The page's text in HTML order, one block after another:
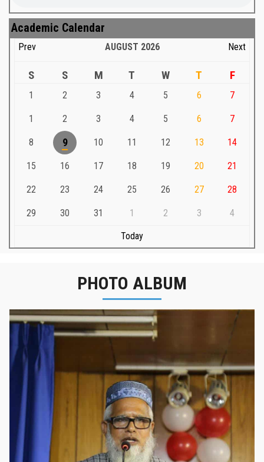
Academic Calendar
Prev AUGUST 2026 Next
S S M T W T F
1 2 3 4 5 6 7
1 2 3 4 5 6 7
8 9 10 11 12 13 14
15 16 17 18 19 20 21
22 23 24 25 26 27 28
29 30 31 1 2 3 4
Today
PHOTO ALBUM
নবীনবরণ - ২০২৫